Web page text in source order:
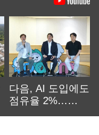
다음, AI 도입에도
점유율 2%…